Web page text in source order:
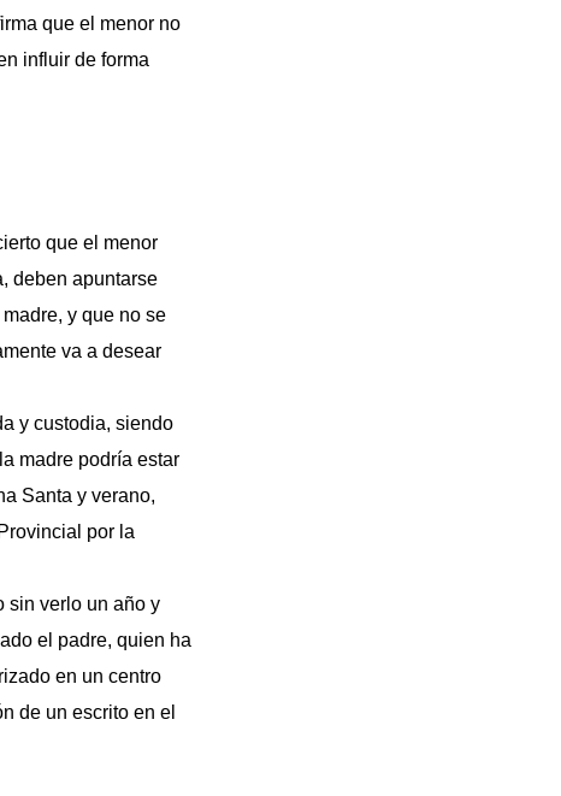
que el menor no
influir de forma
que el menor
deben apuntarse
y que no se
va a desear
y custodia, siendo
madre podría estar
Santa y verano,
por la
sin verlo un año y
el padre, quien ha
en un centro
de un escrito en el